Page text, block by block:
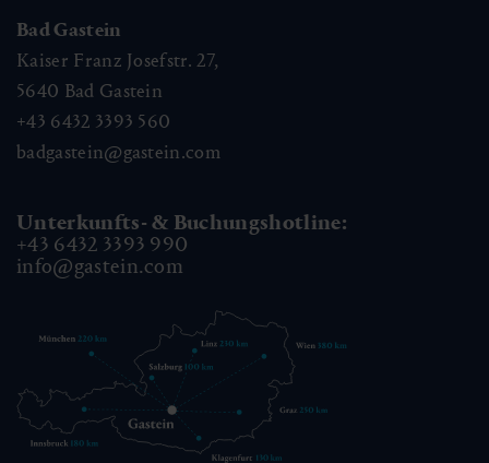
Bad Gastein
Kaiser Franz Josefstr. 27,
5640 Bad Gastein
+43 6432 3393 560
badgastein@gastein.com
Unterkunfts- & Buchungshotline:
+43 6432 3393 990
info@gastein.com